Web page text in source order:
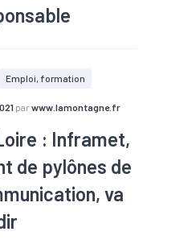
Emploi, formation
par www.lamontagne.fr
: Inframet,
de pylônes de
va